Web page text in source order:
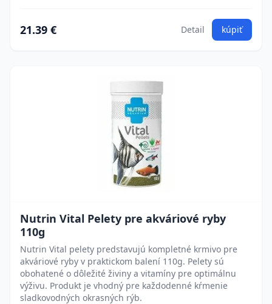
21.39 € Detail kúpiť
Nutrin Vital Pelety pre akváriové ryby
110g
Nutrin Vital pelety predstavujú kompletné krmivo pre
akváriové ryby v praktickom balení 110g. Pelety sú
obohatené o dôležité živiny a vitamíny pre optimálnu
výživu. Produkt je vhodný pre každodenné kŕmenie
sladkovodných okrasných rýb.